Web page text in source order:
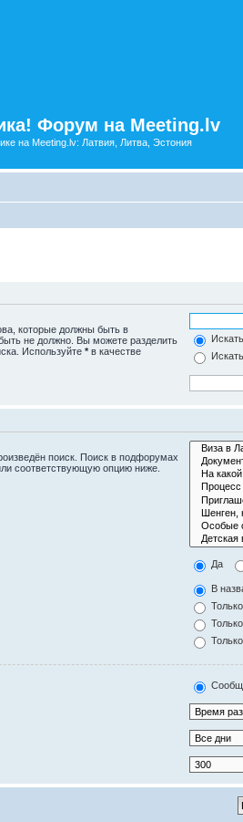
Форум на Meeting.lv
на Meeting.lv: Латвия, Литва, Эстония
которые должны быть в
не должно. Вы можете разделить
Используйте * в качестве
поиск. Поиск в подфорумах
соответствующую опцию ниже.
Да
В